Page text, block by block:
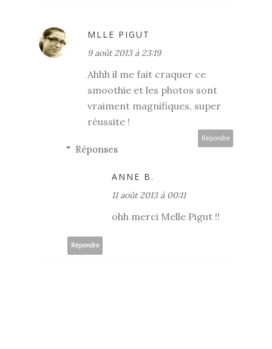
MLLE PIGUT
9 août 2013 à 23:19
Ahhh il me fait craquer ce
smoothie et les photos sont
vraiment magnifiques, super
réussite !
Répondre
Réponses
ANNE B.
11 août 2013 à 00:11
ohh merci Melle Pigut !!
Répondre